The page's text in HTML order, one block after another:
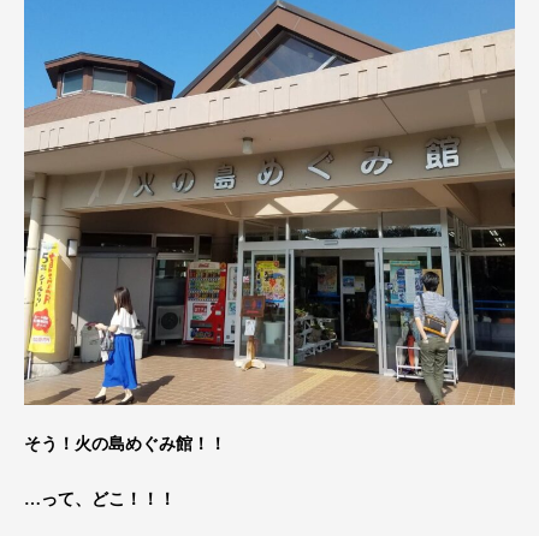
そう！火の島めぐみ館！！
…って、どこ！！！